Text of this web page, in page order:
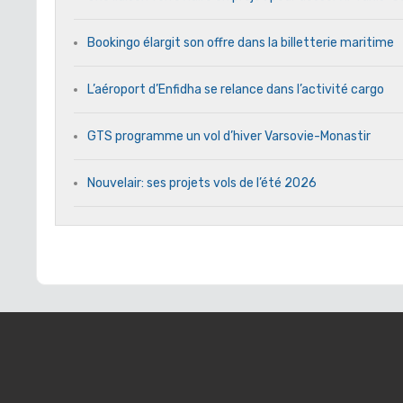
Bookingo élargit son offre dans la billetterie maritime
L’aéroport d’Enfidha se relance dans l’activité cargo
GTS programme un vol d’hiver Varsovie-Monastir
Nouvelair: ses projets vols de l’été 2026